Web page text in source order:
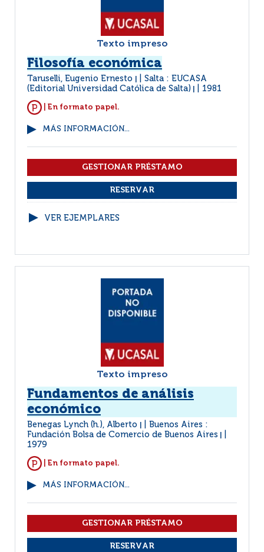
Texto impreso
Filosofía económica
Taruselli, Eugenio Ernesto
Salta : EUCASA
(Editorial Universidad Católica de Salta)
1981
| En formato papel.
MÁS INFORMACIÓN...
VER EJEMPLARES
Texto impreso
Fundamentos de análisis
económico
Benegas Lynch (h.), Alberto
Buenos Aires :
Fundación Bolsa de Comercio de Buenos Aires
1979
| En formato papel.
MÁS INFORMACIÓN...